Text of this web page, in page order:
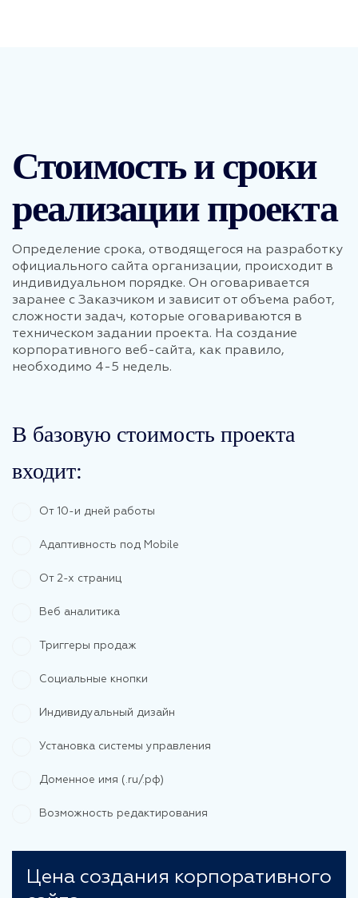
Стоимость и сроки
реализации проекта
Определение срока, отводящегося на разработку
официального сайта организации, происходит в
индивидуальном порядке. Он оговаривается
заранее с Заказчиком и зависит от объема работ,
сложности задач, которые оговариваются в
техническом задании проекта. На создание
корпоративного веб-сайта, как правило,
необходимо 4-5 недель.
В базовую стоимость проекта
входит:
От 10-и дней работы
Адаптивность под Mobile
От 2-х страниц
Веб аналитика
Триггеры продаж
Социальные кнопки
Индивидуальный дизайн
Установка системы управления
Доменное имя (.ru/.рф)
Возможность редактирования
Цена создания корпоративного